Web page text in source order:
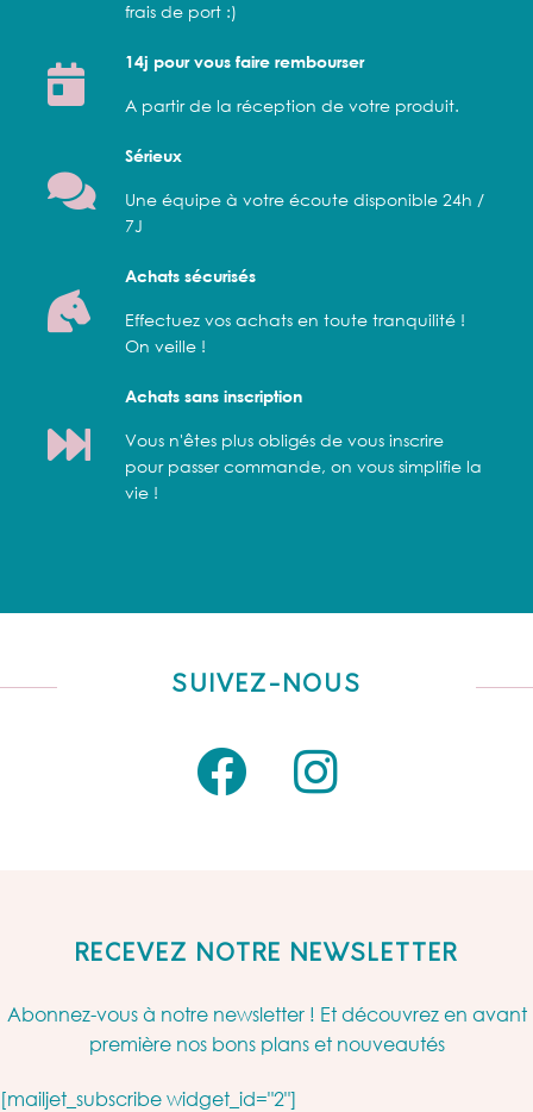
frais de port :)
14j pour vous faire rembourser
A partir de la réception de votre produit.
Sérieux
Une équipe à votre écoute disponible 24h /
7J
Achats sécurisés
Effectuez vos achats en toute tranquilité !
On veille !
Achats sans inscription
Vous n'êtes plus obligés de vous inscrire
pour passer commande, on vous simplifie la
vie !
SUIVEZ-NOUS
RECEVEZ NOTRE NEWSLETTER
Abonnez-vous à notre newsletter ! Et découvrez en avant
première nos bons plans et nouveautés
[mailjet_subscribe widget_id="2"]